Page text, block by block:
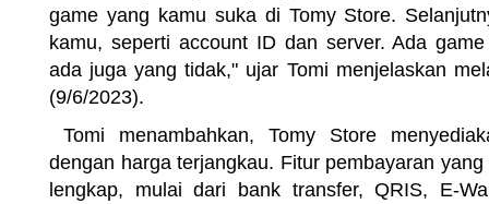
game yang kamu suka di Tomy Store.
kamu, seperti account ID dan server. Ada
ada juga yang tidak," ujar Tomi menjelaskan
(9/6/2023).
Tomi menambahkan, Tomy Store
dengan harga terjangkau. Fitur pembayaran
lengkap, mulai dari bank transfer, QRIS, E-